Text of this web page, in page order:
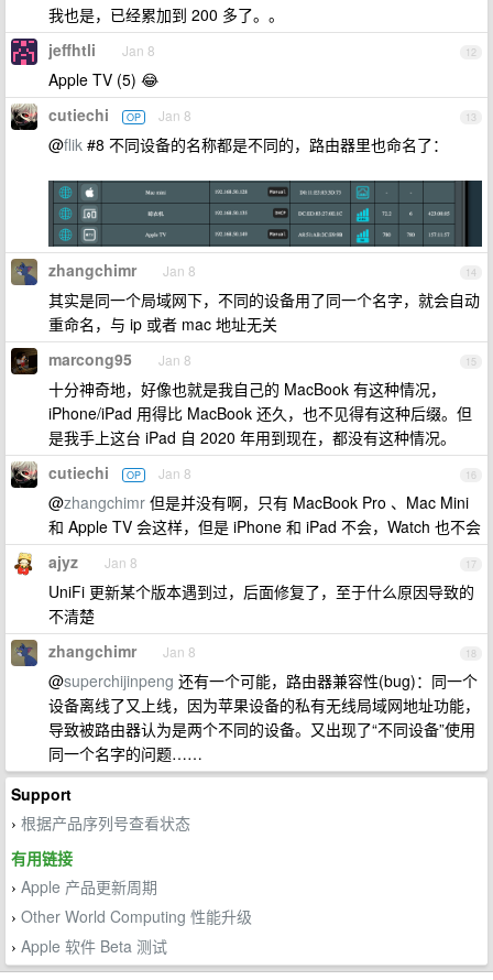
我也是，已经累加到 200 多了。。
12
jeffhtli Jan 8
Apple TV (5) 😂
13
cutiechi OP Jan 8
@flik #8 不同设备的名称都是不同的，路由器里也命名了：
14
zhangchimr Jan 8
其实是同一个局域网下，不同的设备用了同一个名字，就会自动
重命名，与 ip 或者 mac 地址无关
15
marcong95 Jan 8
十分神奇地，好像也就是我自己的 MacBook 有这种情况，
iPhone/iPad 用得比 MacBook 还久，也不见得有这种后缀。但
是我手上这台 iPad 自 2020 年用到现在，都没有这种情况。
16
cutiechi OP Jan 8
@zhangchimr 但是并没有啊，只有 MacBook Pro 、Mac Mini
和 Apple TV 会这样，但是 iPhone 和 iPad 不会，Watch 也不会
17
ajyz Jan 8
UniFi 更新某个版本遇到过，后面修复了，至于什么原因导致的
不清楚
18
zhangchimr Jan 8
@superchijinpeng 还有一个可能，路由器兼容性(bug)：同一个
设备离线了又上线，因为苹果设备的私有无线局域网地址功能，
导致被路由器认为是两个不同的设备。又出现了“不同设备”使用
同一个名字的问题……
Support
› 根据产品序列号查看状态
有用链接
› Apple 产品更新周期
› Other World Computing 性能升级
› Apple 软件 Beta 测试